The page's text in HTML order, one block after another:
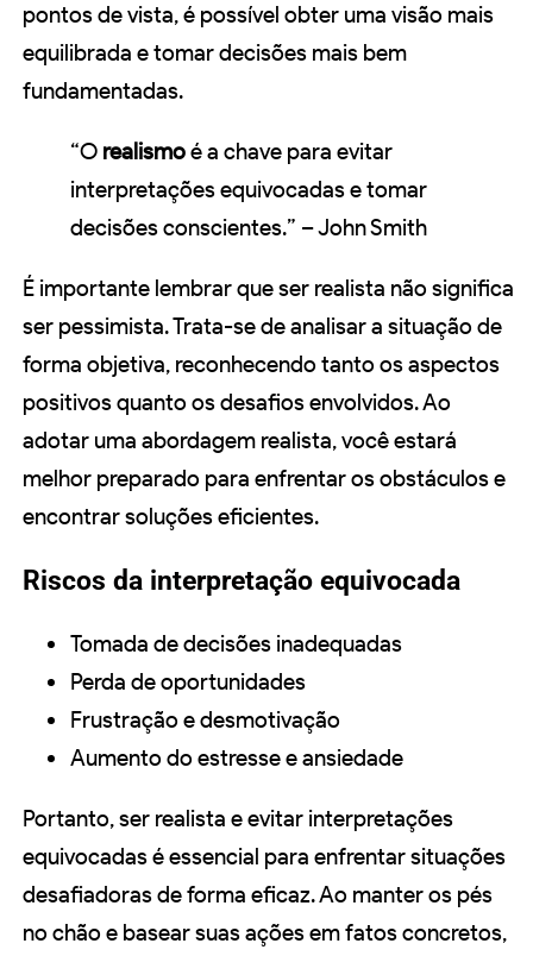
pontos de vista, é possível obter uma visão mais
equilibrada e tomar decisões mais bem
fundamentadas.
“O realismoé a chave para evitar
interpretações equivocadas e tomar
decisões conscientes.” – John Smith
É importante lembrar que ser realista não significa
ser pessimista. Trata-se de analisar a situação de
forma objetiva, reconhecendo tanto os aspectos
positivos quanto os desafios envolvidos. Ao
adotar uma abordagem realista, você estará
melhor preparado para enfrentar os obstáculos e
encontrar soluções eficientes.
Riscos da interpretação equivocada
Tomada de decisões inadequadas
Perda de oportunidades
Frustração e desmotivação
Aumento do estresse e ansiedade
Portanto, ser realista e evitar interpretações
equivocadas é essencial para enfrentar situações
desafiadoras de forma eficaz. Ao manter os pés
no chão e basear suas ações em fatos concretos,